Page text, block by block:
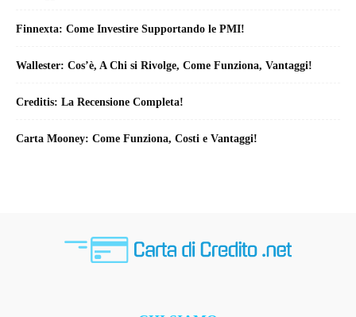
Finnexta: Come Investire Supportando le PMI!
Wallester: Cos’è, A Chi si Rivolge, Come Funziona, Vantaggi!
Creditis: La Recensione Completa!
Carta Mooney: Come Funziona, Costi e Vantaggi!